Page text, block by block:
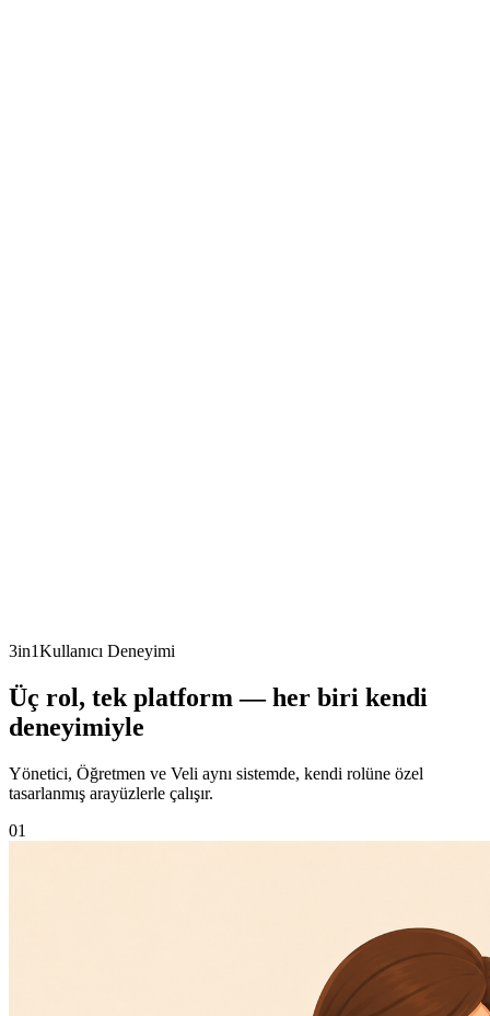
Veli - Anlık Bildirim ve İletişim
3in1Kullanıcı Deneyimi
Üç rol, tek platform — her biri kendi
deneyimiyle
Yönetici, Öğretmen ve Veli aynı sistemde, kendi rolüne özel
tasarlanmış arayüzlerle çalışır.
01